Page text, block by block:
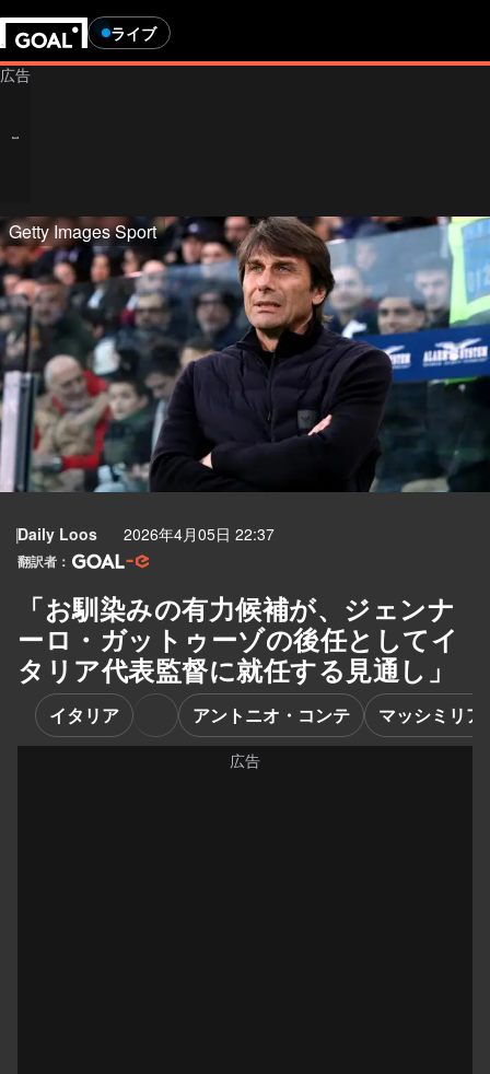
ライブ
Getty Images Sport
Daily Loos 2026年4月05日 22:37
翻訳者：
「お馴染みの有力候補が、ジェンナ
ーロ・ガットゥーゾの後任としてイ
タリア代表監督に就任する見通し」
イタリア アントニオ・コンテ マッシミリ